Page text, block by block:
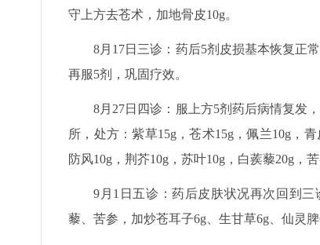
守上方去苍术，加地骨皮10g。
8月17日三诊：药后5剂皮损基本恢复正
再服5剂，巩固疗效。
8月27日四诊：服上方5剂药后病情复发
所，处方：紫草15g，苍术15g，佩兰10g，
防风10g，荆芥10g，苏叶10g，白蒺藜20g，
9月1日五诊：药后皮肤状况再次回到
藜、苦参，加炒苍耳子6g、生甘草6g、仙灵脾